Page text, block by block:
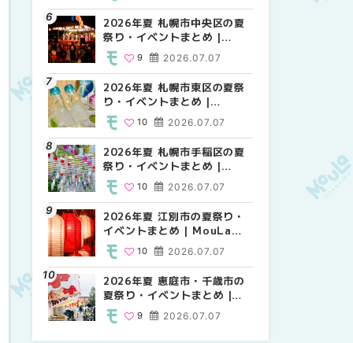
2026年夏 札幌市中央区の夏
祭り・イベントまとめ |
MouLa HOKKAIDO
2026.07.07
9
2026年夏 札幌市東区の夏祭
り・イベントまとめ |
MouLa HOKKAIDO
2026.07.07
10
2026年夏 札幌市手稲区の夏
祭り・イベントまとめ |
MouLa HOKKAIDO
2026.07.07
10
2026年夏 江別市の夏祭り・
イベントまとめ | MouLa
HOKKAIDO 2026.07.07
10
2026年夏 恵庭市・千歳市の
夏祭り・イベントまとめ |
MouLa HOKKAIDO
2026.07.07
9
2026年夏 札幌市清田区の夏
祭り・イベントまとめ |
6
2026年夏 札幌市手稲区の夏
祭り・イベントまとめ |
10
2026年夏 札幌市中央区の夏
祭り・イベントまとめ |
9
2026年夏 札幌市南区の夏祭
り・イベントまとめ |
8
札幌の麻辣湯（マーラータ
ン）おすすめ専門店9選！本
徹底比較 | MouLa
5
2026年夏 札幌市手稲区の夏
祭り・イベントまとめ |
10
2026年夏 札幌市豊平区の夏
祭り・イベントまとめ |
9
2026年夏 札幌市東区の夏祭
り・イベントまとめ |
10
2026年夏 札幌市南区の夏祭
り・イベントまとめ |
8
札幌の麻辣湯（マーラータ
ン）おすすめ専門店6選！本
徹底比較 | MouLa
5